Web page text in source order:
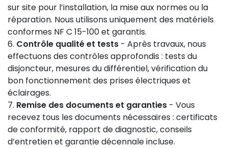
sur site pour l’installation, la mise aux normes ou la
réparation. Nous utilisons uniquement des matériels
conformes NF C 15-100 et garantis.
Contrôle qualité et tests - Après travaux, nous
effectuons des contrôles approfondis : tests du
disjoncteur, mesures du différentiel, vérification du
bon fonctionnement des prises électriques et
éclairages.
Remise des documents et garanties - Vous
recevez tous les documents nécessaires : certificats
de conformité, rapport de diagnostic, conseils
d’entretien et garantie décennale incluse.